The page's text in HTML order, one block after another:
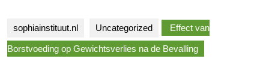
sophiainstituut.nl Uncategorized Effect van
Borstvoeding op Gewichtsverlies na de Bevalling